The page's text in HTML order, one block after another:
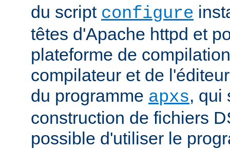
du script configure
têtes d'Apache httpd et
plateforme de
compilateur et de
du programme apxs, qui
construction de fichiers
possible d'utiliser le